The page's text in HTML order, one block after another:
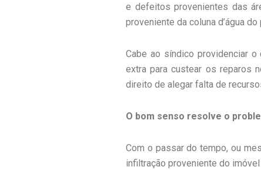
e defeitos provenientes das
proveniente da coluna d’água
Cabe ao síndico providenciar
extra para custear os reparos
direito de alegar falta de
O bom senso resolve o
Com o passar do tempo, ou
infiltração proveniente do